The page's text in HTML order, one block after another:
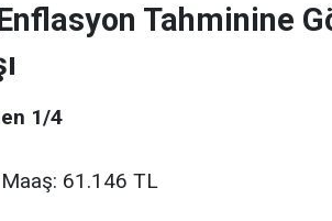
Tahminine
1/4
61.146 TL